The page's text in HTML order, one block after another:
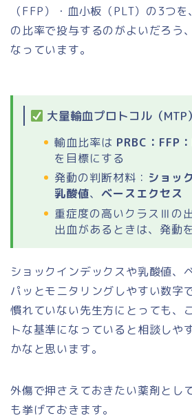
（FFP）・血小板（PLT）の3つ
の比率で投与するのがよいだろう
なっています。
大量輸血プロトコル（MTP
輸血比率は PRBC：FFP
を目標にする
発動の判断材料： ショッ
乳酸値、 ベースエクセス
重症度の高いクラスⅢの
出血があるときは、発動
ショックインデックスや乳酸値、
パッとモニタリングしやすい数字
慣れていない先生方にとっても、
トな基準になっていると相談しや
かなと思います。
外傷で押さえておきたい薬剤とし
も挙げておきます。